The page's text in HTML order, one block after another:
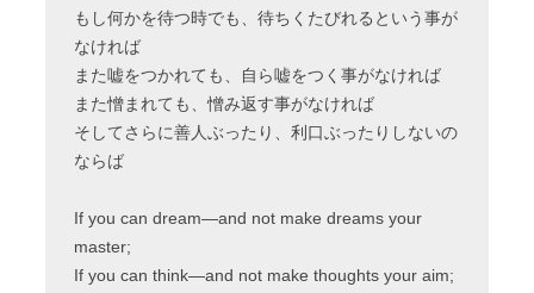
もし何かを待つ時でも、待ちくたびれるという事が
なければ
また嘘をつかれても、自ら嘘をつく事がなければ
また憎まれても、憎み返す事がなければ
そしてさらに善人ぶったり、利口ぶったりしないの
ならば
If you can dream—and not make dreams your
master;
If you can think—and not make thoughts your aim;